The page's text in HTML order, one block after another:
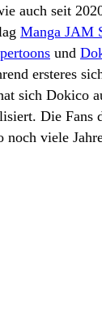
auch seit
Manga JAM
und
ersteres
sich Dokico
Die Fans
viele